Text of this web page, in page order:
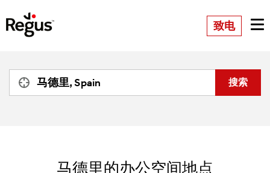
致电
马德里的办公空间地点